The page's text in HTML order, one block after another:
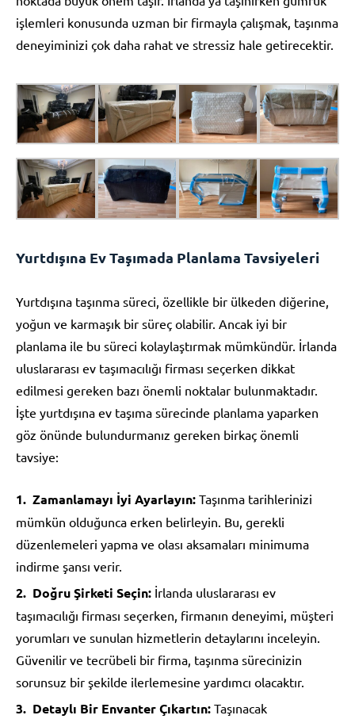
işlemleri konusunda uzman bir firmayla çalışmak, taşınma
deneyiminizi çok daha rahat ve stressiz hale getirecektir.
Yurtdışına Ev Taşımada Planlama Tavsiyeleri
Yurtdışına taşınma süreci, özellikle bir ülkeden diğerine,
yoğun ve karmaşık bir süreç olabilir. Ancak iyi bir
planlama ile bu süreci kolaylaştırmak mümkündür. İrlanda
uluslararası ev taşımacılığı firması seçerken dikkat
edilmesi gereken bazı önemli noktalar bulunmaktadır.
İşte yurtdışına ev taşıma sürecinde planlama yaparken
göz önünde bulundurmanız gereken birkaç önemli
tavsiye:
Zamanlamayı İyi Ayarlayın: Taşınma tarihlerinizi
mümkün olduğunca erken belirleyin. Bu, gerekli
düzenlemeleri yapma ve olası aksamaları minimuma
indirme şansı verir.
Doğru Şirketi Seçin: İrlanda uluslararası ev
taşımacılığı firması seçerken, firmanın deneyimi, müşteri
yorumları ve sunulan hizmetlerin detaylarını inceleyin.
Güvenilir ve tecrübeli bir firma, taşınma sürecinizin
sorunsuz bir şekilde ilerlemesine yardımcı olacaktır.
Detaylı Bir Envanter Çıkartın: Taşınacak